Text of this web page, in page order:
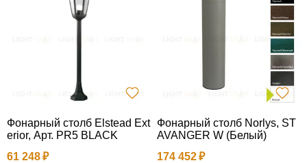
Фонарный столб Elstead Ext
erior, Арт. PR5 BLACK
61 248
Фонарный столб Norlys, ST
AVANGER W (Белый)
174 452